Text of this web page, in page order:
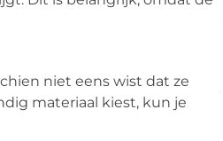
niet eens wist dat ze
materiaal kiest, kun je